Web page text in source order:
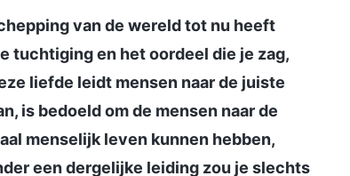
van de wereld tot nu heeft
tuchtiging en het oordeel die je zag,
liefde leidt mensen naar de juiste
is bedoeld om de mensen naar de
menselijk leven kunnen hebben,
een dergelijke leiding zou je slechts